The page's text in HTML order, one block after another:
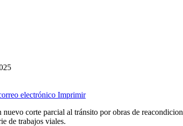
electrónico Imprimir
corte parcial al tránsito por obras de
de trabajos viales.